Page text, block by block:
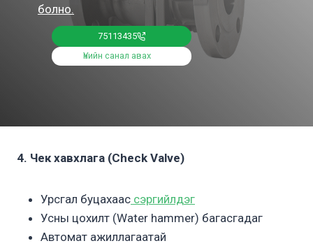
болно.
75113435
Үнийн санал авах
4. Чек хавхлага (Check Valve)
Урсгал буцахаас сэргийлдэг
Усны цохилт (Water hammer) багасгадаг
Автомат ажиллагаатай